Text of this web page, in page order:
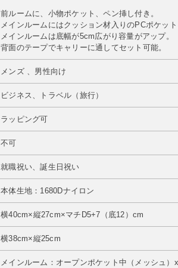
前ルームに、小物ポケット、ペン挿し付き。
メインルームにはクッション材入りのPCポケッ
メインルームは底幅が5cm広がり容量がアップ。
背面のテープでキャリーに通してセット可能。
メンズ 、男性向け
ビジネス、トラベル（旅行）
ラッピング可
不可
就職祝い、誕生日祝い
本体生地：1680Dナイロン
横40cm×縦27cm×マチD5+7（底12）cm
横38cm×縦25cm
メインルーム：オープンポケット中（メッシュ）